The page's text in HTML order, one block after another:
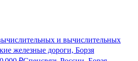
и вычислительных
железные дороги, Борзя